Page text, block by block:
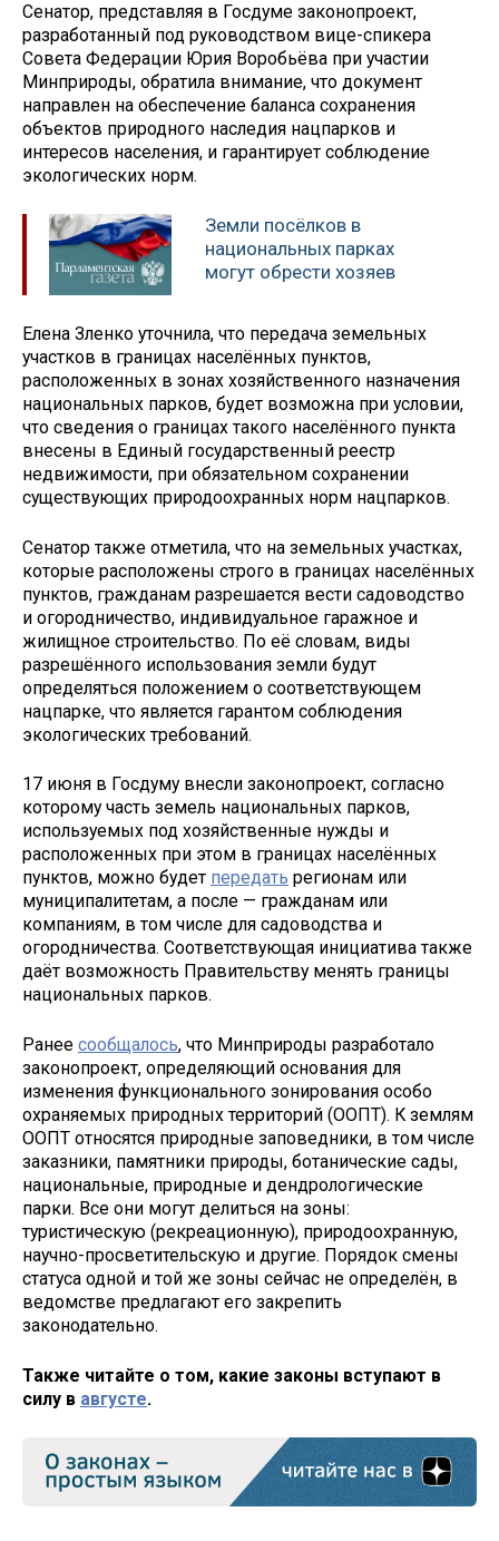
Сенатор, представляя в Госдуме законопроект,
разработанный под руководством вице-спикера
Совета Федерации Юрия Воробьёва при участии
Минприроды, обратила внимание, что документ
направлен на обеспечение баланса сохранения
объектов природного наследия нацпарков и
интересов населения, и гарантирует соблюдение
экологических норм.
Земли посёлков в
национальных парках
могут обрести хозяев
Елена Зленко уточнила, что передача земельных
участков в границах населённых пунктов,
расположенных в зонах хозяйственного назначения
национальных парков, будет возможна при условии,
что сведения о границах такого населённого пункта
внесены в Единый государственный реестр
недвижимости, при обязательном сохранении
существующих природоохранных норм нацпарков.
Сенатор также отметила, что на земельных участках,
которые расположены строго в границах населённых
пунктов, гражданам разрешается вести садоводство
и огородничество, индивидуальное гаражное и
жилищное строительство. По её словам, виды
разрешённого использования земли будут
определяться положением о соответствующем
нацпарке, что является гарантом соблюдения
экологических требований.
17 июня в Госдуму внесли законопроект, согласно
которому часть земель национальных парков,
используемых под хозяйственные нужды и
расположенных при этом в границах населённых
пунктов, можно будет передать регионам или
муниципалитетам, а после — гражданам или
компаниям, в том числе для садоводства и
огородничества. Соответствующая инициатива также
даёт возможность Правительству менять границы
национальных парков.
Ранее сообщалось, что Минприроды разработало
законопроект, определяющий основания для
изменения функционального зонирования особо
охраняемых природных территорий (ООПТ). К землям
ООПТ относятся природные заповедники, в том числе
заказники, памятники природы, ботанические сады,
национальные, природные и дендрологические
парки. Все они могут делиться на зоны:
туристическую (рекреационную), природоохранную,
научно-просветительскую и другие. Порядок смены
статуса одной и той же зоны сейчас не определён, в
ведомстве предлагают его закрепить
законодательно.
Также читайте о том, какие законы вступают в
силу в августе.